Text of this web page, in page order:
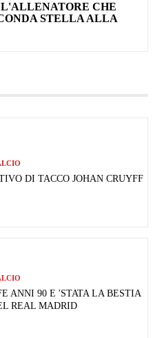
CHE
STELLA ALLA
DI TACCO JOHAN CRUYFF
ANNI 90 E 'STATA LA BESTIA
REAL MADRID